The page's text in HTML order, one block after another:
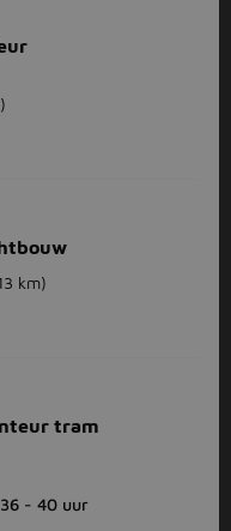
km)
tram
36 - 40 uur